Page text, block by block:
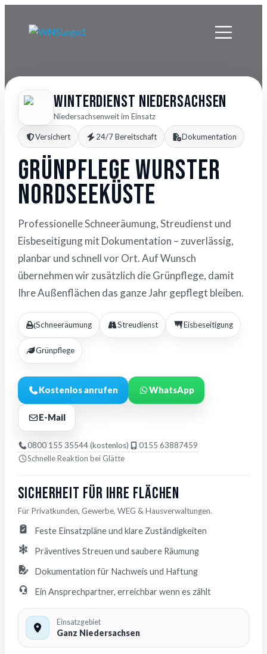
Winterdienst Niedersachsen
Niedersachsenweit im Einsatz
Versichert 24/7 Bereitschaft Dokumentation
Grünpflege Wurster
Nordseeküste
Professionelle Schneeräumung, Streudienst und
Eisbeseitigung mit Dokumentation – zuverlässig,
planbar und schnell vor Ort. Auf Wunsch
übernehmen wir zusätzlich die Grünpflege, damit
Ihre Außenflächen das ganze Jahr gepflegt bleiben.
Schneeräumung Streudienst Eisbeseitigung
Grünpflege
Kostenlos anrufen WhatsApp
E-Mail
0800 155 35544 (kostenlos)
0155 63887459
Schnelle Reaktion bei Glätte
Sicherheit für Ihre Flächen
Für Privatkunden, Gewerbe, WEG & Hausverwaltungen.
Feste Einsatzpläne und klare Zuständigkeiten
Präventives Streuen und saubere Räumung
Dokumentation für Nachweis und Haftung
Ein Ansprechpartner, erreichbar wenn es zählt
Einsatzgebiet
Ganz Niedersachsen